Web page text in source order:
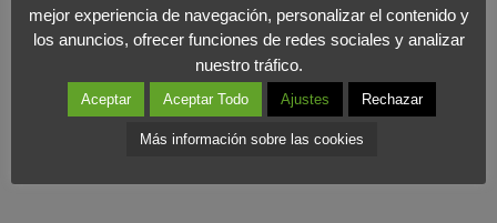
porque de alguna forma intentan aportar positividad y confianza al
mercado a través de herramientas clave como lacomunicación
gestión del talento.
para compartir ideas y experiencias de mano de los mejores
expertos del sector.
mejor experiencia de navegación, personalizar el contenido y
los anuncios, ofrecer funciones de redes sociales y analizar
nuestro tráfico.
Aceptar Aceptar Todo Ajustes Rechazar
Más información sobre las cookies